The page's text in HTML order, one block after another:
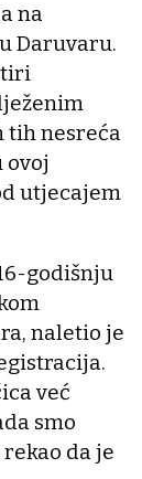
na
Daruvaru.
tih nesreća
ovoj
utjecajem
godišnju
naletio je
već
smo
da je